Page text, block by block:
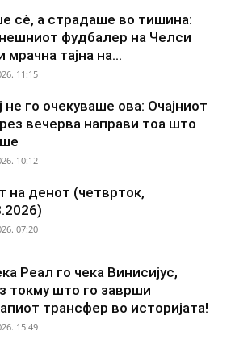
сè, а страдаше во тишина:
фудбалер на Челси
мрачна тајна на...
11:15
не го очекуваше ова: Очајниот
вечерва направи тоа што
10:12
на денот (четврток,
07:20
Реал го чека Винисијус,
токму што го заврши
трансфер во историјата!
15:49